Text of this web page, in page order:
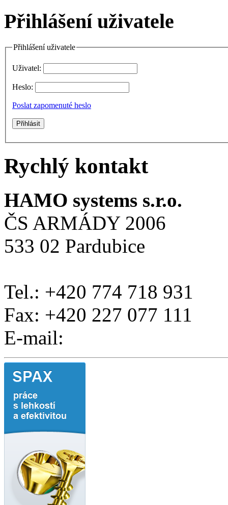
Přihlášení uživatele
Přihlášení uživatele
Uživatel:
Heslo:
Poslat zapomenuté heslo
Rychlý kontakt
HAMO systems s.r.o.
ČS ARMÁDY 2006
533 02 Pardubice
Tel.: +420 774 718 931
Fax: +420 227 077 111
E-mail: